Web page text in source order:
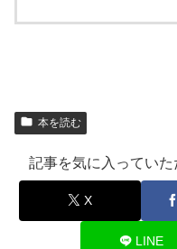
本を読む
記事を気に入ってい
X
LINE